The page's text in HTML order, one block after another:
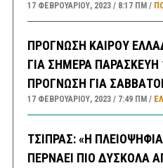
17 ΦΕΒΡΟΥΑΡΊΟΥ, 2023 8:17 ΠΜ
ΠΡΟΓΝΩΣΗ ΚΑΙΡΟΥ
ΓΙΑ ΣΗΜΕΡΑ ΠΑΡΑΣΚΕΥΗ
ΠΡΟΓΝΩΣΗ ΓΙΑ
17 ΦΕΒΡΟΥΑΡΊΟΥ, 2023 7:49 ΠΜ
ΤΣΙΠΡΑΣ: «Η
ΠΕΡΝΑΕΙ ΠΙΟ ΔΥΣΚΟΛΑ